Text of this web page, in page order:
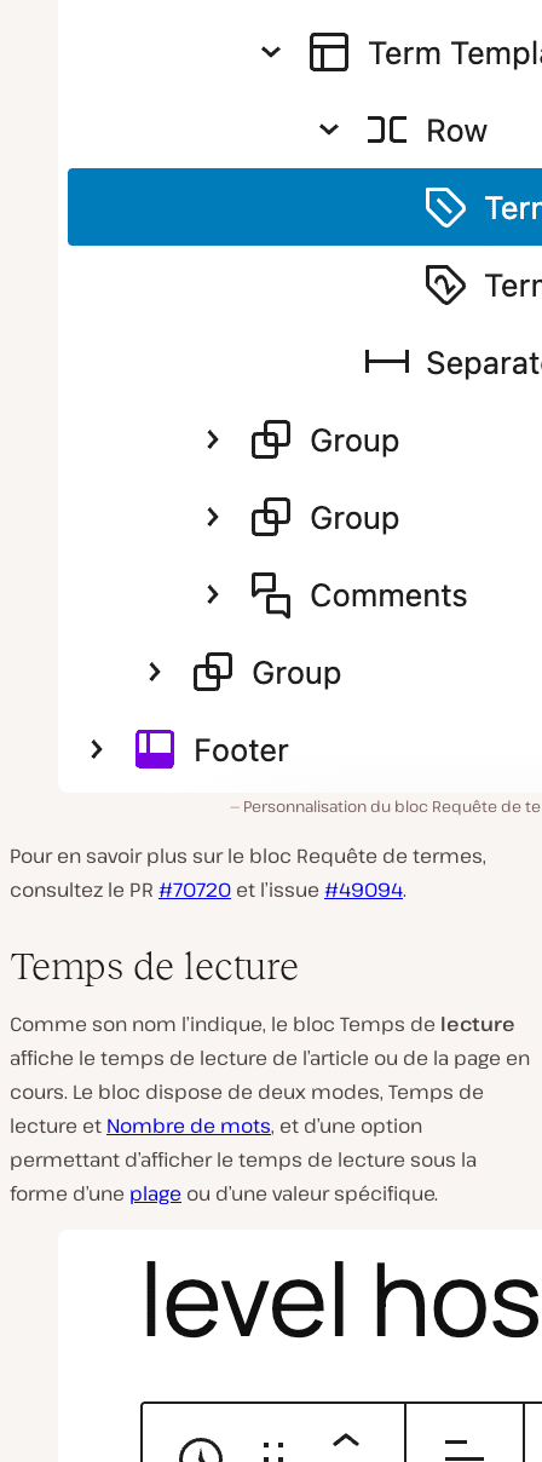
Personnalisation du bloc Requête de
Pour en savoir plus sur le bloc Requête de termes,
consultez le PR #70720 et l’issue #49094.
Temps de lecture
Comme son nom l’indique, le bloc Temps de lecture
affiche le temps de lecture de l’article ou de la page en
cours. Le bloc dispose de deux modes, Temps de
lecture et Nombre de mots, et d’une option
permettant d’afficher le temps de lecture sous la
forme d’une plage ou d’une valeur spécifique.